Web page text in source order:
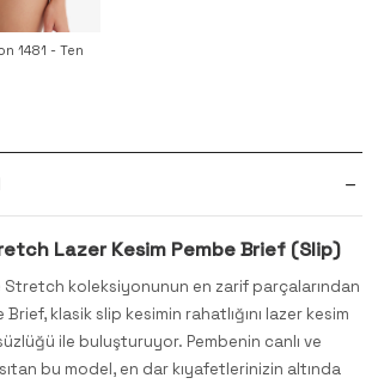
1481 - Ten
Lazer Kesim Pembe Brief (Slip)
koleksiyonunun en zarif parçalarından
klasik slip kesimin rahatlığını lazer kesim
ile buluşturuyor. Pembenin canlı ve
bu model, en dar kıyafetlerinizin altında